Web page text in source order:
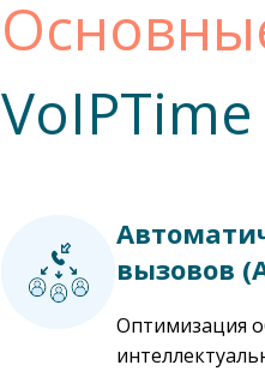
VoIPTime
вызовов
Оптимизация